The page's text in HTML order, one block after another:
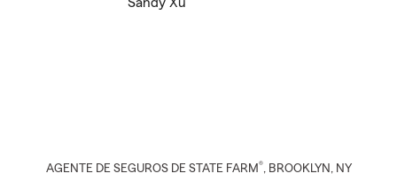
AGENTE DE SEGUROS DE STATE FARM®, BROOKLYN , NY